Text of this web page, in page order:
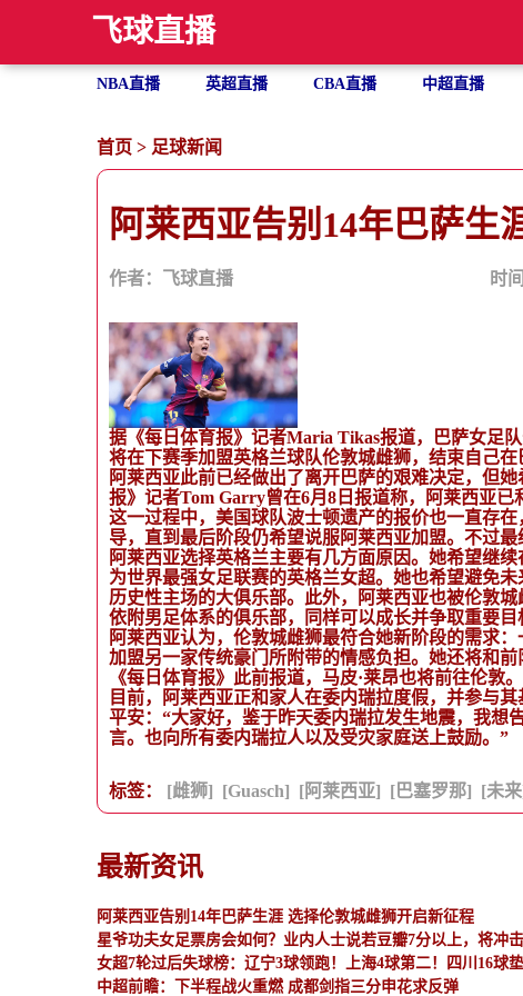
飞球直播
NBA直播 英超直播 CBA直播 中超直播
首页 > 足球新闻
阿莱西亚告别14年巴萨生
作者：飞球直播 时
据《每日体育报》记者Maria Tikas报道，巴萨女足
将在下赛季加盟英格兰球队伦敦城雌狮，结束自己在
阿莱西亚此前已经做出了离开巴萨的艰难决定，但
报》记者Tom Garry曾在6月8日报道称，阿莱西亚
这一过程中，美国球队波士顿遗产的报价也一直存
导，直到最后阶段仍希望说服阿莱西亚加盟。不过
阿莱西亚选择英格兰主要有几方面原因。她希望继
为世界最强女足联赛的英格兰女超。她也希望避免
历史性主场的大俱乐部。此外，阿莱西亚也被伦敦
依附男足体系的俱乐部，同样可以成长并争取重要
阿莱西亚认为，伦敦城雌狮最符合她新阶段的需求
加盟另一家传统豪门所附带的情感负担。她还将和
《每日体育报》此前报道，马皮·莱昂也将前往伦敦。
目前，阿莱西亚正和家人在委内瑞拉度假，并参与
平安：“大家好，鉴于昨天委内瑞拉发生地震，我想
言。也向所有委内瑞拉人以及受灾家庭送上鼓励。”
标签： [雌狮] [Guasch] [阿莱西亚] [巴塞罗那] [未
最新资讯
阿莱西亚告别14年巴萨生涯 选择伦敦城雌狮开启新征程
星爷功夫女足票房会如何？业内人士说若豆瓣7分以上，将冲
女超7轮过后失球榜：辽宁3球领跑！上海4球第二！四川16球垫
中超前瞻：下半程战火重燃 成都剑指三分申花求反弹